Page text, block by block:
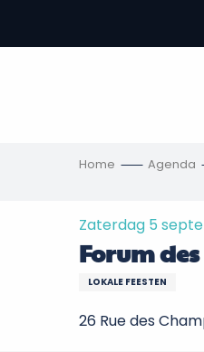
contenu
Home Agenda
Zaterdag 5
Forum
LOKALE FEESTEN
26 Rue des